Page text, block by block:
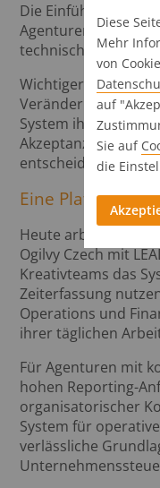
Die Einführung
Agenturen hinweg
technische
Wichtiger war es,
Veränderung zu
System ihre
Akzeptanz
entscheidender
Eine Plattform
Heute arbeiten die
Ogilvy Czech mit
Kreativteams das
Zeiterfassung
Operations und
ihrer täglichen
Für Agenturen mit
hohen Reporting-
organisatorischer
System für
verlässliche
Diese
Mehr
von
auf
Sie auf
die